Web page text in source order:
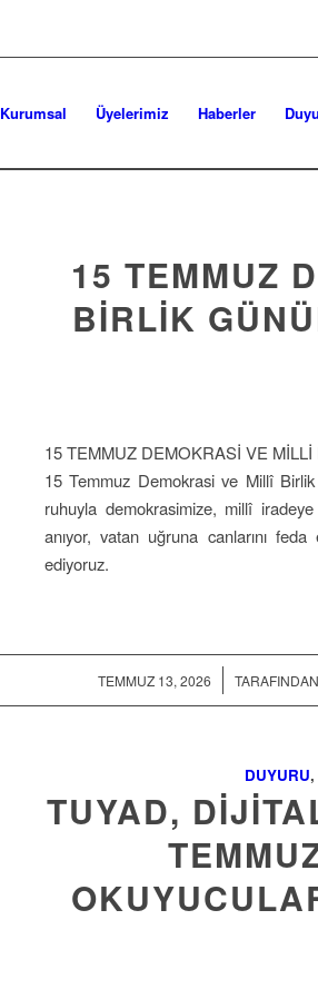
Kurumsal Üyelerimiz Haberler
15 TEMMUZ
BİRLİK
15 TEMMUZ DEMOKRASİ VE
15 Temmuz Demokrasi ve Millî
ruhuyla demokrasimize, millî iradeye
anıyor, vatan uğruna canlarını
ediyoruz.
TEMMUZ 13, 2026
/ TARAFINDAN
DUYURU,
TUYAD,